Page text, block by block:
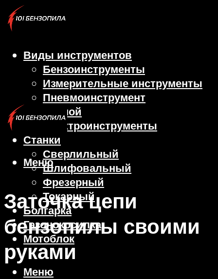
Виды инструментов
Бензоинструменты
Измерительные инструменты
Пневмоинструмент
Ручной
Электроинструменты
Станки
Сверлильный
Шлифовальный
Фрезерный
Токарный
Болгарка
Газонокосилка
Мотоблок
Меню
Меню
Заточка цепи
бензопилы своими
руками